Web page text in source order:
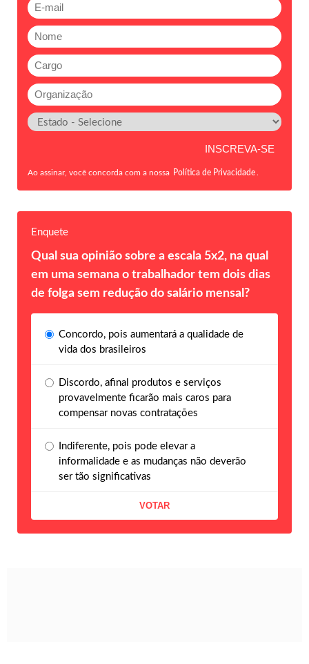
Ao assinar, você concorda com a nossa Política de Privacidade.
Enquete
Qual sua opinião sobre a escala 5x2, na qual
em uma semana o trabalhador tem dois dias
de folga sem redução do salário mensal?
Concordo, pois aumentará a qualidade de
vida dos brasileiros
Discordo, afinal produtos e serviços
provavelmente ficarão mais caros para
compensar novas contratações
Indiferente, pois pode elevar a
informalidade e as mudanças não deverão
ser tão significativas